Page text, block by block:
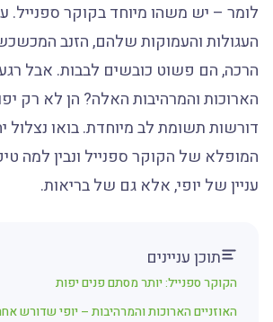
לומר – יש משהו מיוחד בקוקר ספנייל.
העגולות והעמוקות שלהם, הזנב
הרכה, הם פשוט כובשים לבבות. אבל
הארוכות והמרהיבות האלה? הן לא רק
דורשות תשומת לב מיוחדת. בואו נצלול
המופלא של הקוקר ספנייל ונבין למה
עניין של יופי, אלא גם של בריאות.
תוכן עניינים
הקוקר ספנייל: יותר מסתם פנים יפות
האוזניים הארוכות והמרהיבות – יופי שדורש